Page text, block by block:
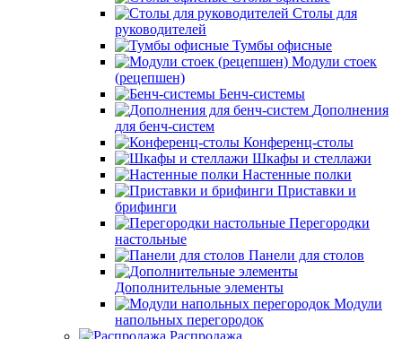
Столы для
руководителей
Тумбы офисные
Модули стоек
(рецепшен)
Бенч-системы
Дополнения
для бенч-систем
Конференц-столы
Шкафы и стеллажи
Настенные полки
Приставки и
брифинги
Перегородки
настольные
Панели для столов
Дополнительные элементы
Модули
напольных перегородок
Распродажа